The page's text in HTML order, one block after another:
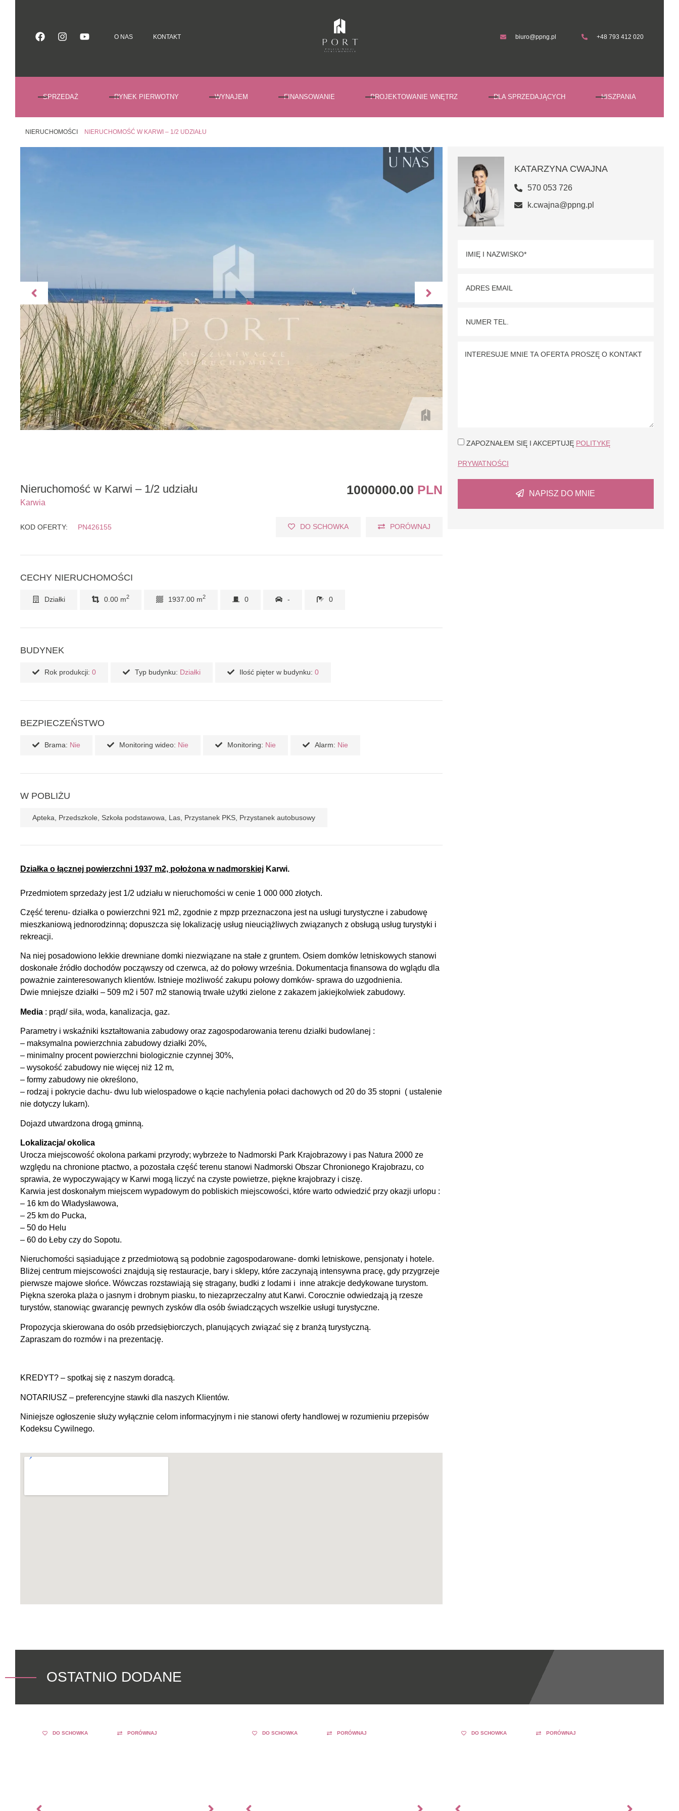
O NAS
KONTAKT biuro@ppng.pl +48 793 412 020
SPRZEDAŻ RYNEK PIERWOTNY WYNAJEM FINANSOWANIE PROJEKTOWANIE WNĘTRZ DLA SPRZEDAJĄCYCH HISZPANIA
NIERUCHOMOŚCI NIERUCHOMOŚĆ W KARWI – 1/2 UDZIAŁU
KATARZYNA CWAJNA
570 053 726
k.cwajna@ppng.pl
ZAPOZNAŁEM SIĘ I AKCEPTUJĘ POLITYKĘ
PRYWATNOŚCI
NAPISZ DO MNIE
Nieruchomość w Karwi – 1/2 udziału 1000000.00 PLN
Karwia
KOD OFERTY: PN426155 DO SCHOWKA PORÓWNAJ
CECHY NIERUCHOMOŚCI
Działki 0.00 m2 1937.00 m2 0 - 0
BUDYNEK
Rok produkcji: 0 Typ budynku: Działki Ilość pięter w budynku: 0
BEZPIECZEŃSTWO
Brama: Nie Monitoring wideo: Nie Monitoring: Nie Alarm: Nie
W POBLIŻU
Apteka, Przedszkole, Szkoła podstawowa, Las, Przystanek PKS, Przystanek autobusowy
Działka o łącznej powierzchni 1937 m2, położona w nadmorskiej Karwi.
Przedmiotem sprzedaży jest 1/2 udziału w nieruchomości w cenie 1 000 000 złotych.
Część terenu- działka o powierzchni 921 m2, zgodnie z mpzp przeznaczona jest na usługi turystyczne i zabudowę
mieszkaniową jednorodzinną; dopuszcza się lokalizację usług nieuciążliwych związanych z obsługą usług turystyki i
rekreacji.
Na niej posadowiono lekkie drewniane domki niezwiązane na stałe z gruntem. Osiem domków letniskowych stanowi
doskonałe źródło dochodów począwszy od czerwca, aż do połowy września. Dokumentacja finansowa do wglądu dla
poważnie zainteresowanych klientów. Istnieje możliwość zakupu połowy domków- sprawa do uzgodnienia.
Dwie mniejsze działki – 509 m2 i 507 m2 stanowią trwałe użytki zielone z zakazem jakiejkolwiek zabudowy.
Media : prąd/ siła, woda, kanalizacja, gaz.
Parametry i wskaźniki kształtowania zabudowy oraz zagospodarowania terenu działki budowlanej :
– maksymalna powierzchnia zabudowy działki 20%,
– minimalny procent powierzchni biologicznie czynnej 30%,
– wysokość zabudowy nie więcej niż 12 m,
– formy zabudowy nie określono,
– rodzaj i pokrycie dachu- dwu lub wielospadowe o kącie nachylenia połaci dachowych od 20 do 35 stopni ( ustalenie
nie dotyczy lukarn).
Dojazd utwardzona drogą gminną.
Lokalizacja/ okolica
Urocza miejscowość okolona parkami przyrody; wybrzeże to Nadmorski Park Krajobrazowy i pas Natura 2000 ze
względu na chronione ptactwo, a pozostała część terenu stanowi Nadmorski Obszar Chronionego Krajobrazu, co
sprawia, że wypoczywający w Karwi mogą liczyć na czyste powietrze, piękne krajobrazy i ciszę.
Karwia jest doskonałym miejscem wypadowym do pobliskich miejscowości, które warto odwiedzić przy okazji urlopu :
– 16 km do Władysławowa,
– 25 km do Pucka,
– 50 do Helu
– 60 do Łeby czy do Sopotu.
Nieruchomości sąsiadujące z przedmiotową są podobnie zagospodarowane- domki letniskowe, pensjonaty i hotele.
Bliżej centrum miejscowości znajdują się restauracje, bary i sklepy, które zaczynają intensywna pracę, gdy przygrzeje
pierwsze majowe słońce. Wówczas rozstawiają się stragany, budki z lodami i inne atrakcje dedykowane turystom.
Piękna szeroka plaża o jasnym i drobnym piasku, to niezaprzeczalny atut Karwi. Corocznie odwiedzają ją rzesze
turystów, stanowiąc gwarancję pewnych zysków dla osób świadczących wszelkie usługi turystyczne.
Propozycja skierowana do osób przedsiębiorczych, planujących związać się z branżą turystyczną.
Zapraszam do rozmów i na prezentację.
KREDYT? – spotkaj się z naszym doradcą.
NOTARIUSZ – preferencyjne stawki dla naszych Klientów.
Niniejsze ogłoszenie służy wyłącznie celom informacyjnym i nie stanowi oferty handlowej w rozumieniu przepisów
Kodeksu Cywilnego.
OSTATNIO DODANE
DO SCHOWKA PORÓWNAJ DO SCHOWKA PORÓWNAJ DO SCHOWKA PORÓWNAJ